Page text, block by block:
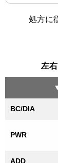
処方に
左
BC/DIA
PWR
ADD